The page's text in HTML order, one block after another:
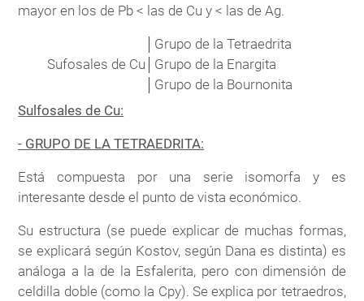
mayor en los de Pb < las de Cu y < las de Ag.
Grupo de la Tetraedrita
Sufosales de Cu
Grupo de la Enargita
Grupo de la Bournonita
Sulfosales de Cu:
- GRUPO DE LA TETRAEDRITA:
Está compuesta por una serie isomorfa y es
interesante desde el punto de vista económico.
Su estructura (se puede explicar de muchas formas,
se explicará según Kostov, según Dana es distinta) es
análoga a la de la Esfalerita, pero con dimensión de
celdilla doble (como la Cpy). Se explica por tetraedros,